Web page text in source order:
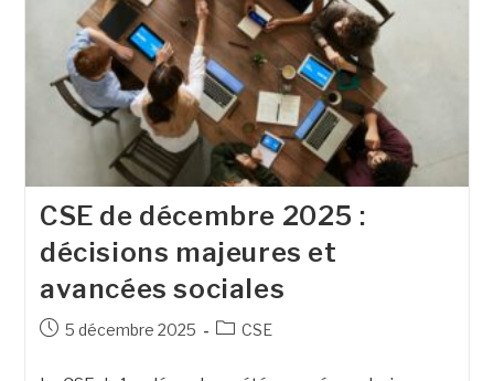
CSE de décembre 2025 :
décisions majeures et
avancées sociales
5 décembre 2025 CSE